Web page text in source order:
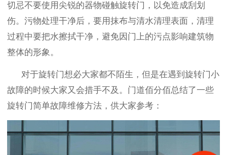
切忌不要使用尖锐的器物碰触旋转门，以免造成刮划
伤。污物处理干净后，要用抹布与清水清理表面，清理
过程中要把水擦拭干净，避免因门上的污点影响建筑物
整体的形象。
对于旋转门想必大家都不陌生，但是在遇到旋转门小
故障的时候大家又会措手不及。门道佰分佰总结了一些
旋转门简单故障维修方法，供大家参考：